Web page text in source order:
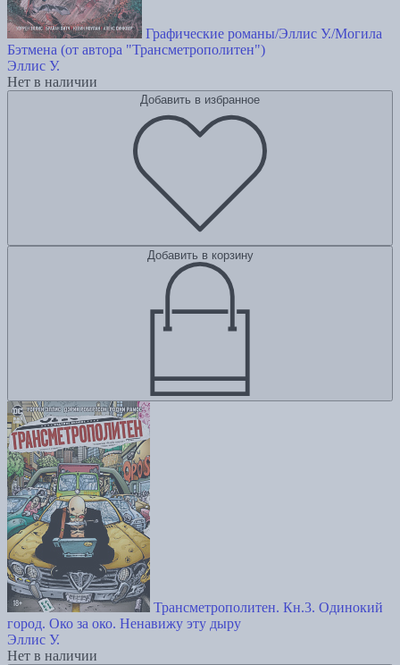
Графические романы/Эллис У./Могила
Бэтмена (от автора "Трансметрополитен")
Эллис У.
Нет в наличии
Добавить в избранное
Добавить в корзину
Трансметрополитен. Кн.3. Одинокий
город. Око за око. Ненавижу эту дыру
Эллис У.
Нет в наличии